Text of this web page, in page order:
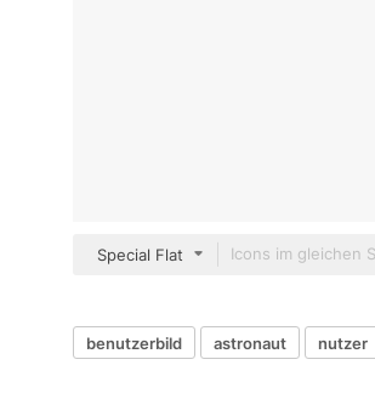
Special Flat
benutzerbild astronaut nutzer